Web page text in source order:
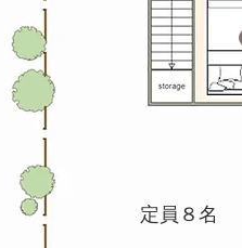
​定員８名​